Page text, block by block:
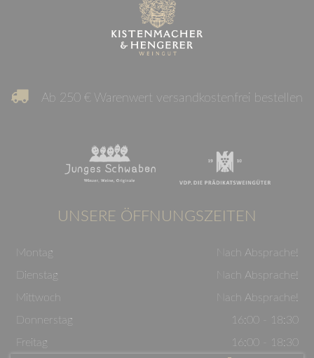
Ab 250 € Warenwert versandkostenfrei bestellen
UNSERE ÖFFNUNGSZEITEN
Montag
Nach Absprache!
Dienstag
Nach Absprache!
Mittwoch
Nach Absprache!
Donnerstag
16:00 - 18:30
Freitag
16:00 - 18:30